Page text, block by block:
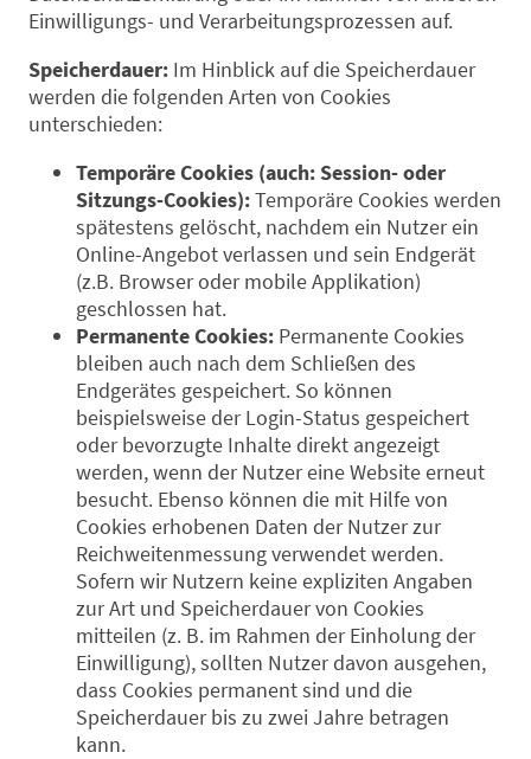
Einwilligungs- und Verarbeitungsprozessen auf.
Speicherdauer: Im Hinblick auf die Speicherdauer
werden die folgenden Arten von Cookies
unterschieden:
Temporäre Cookies (auch: Session- oder
Sitzungs-Cookies):Temporäre Cookies werden
spätestens gelöscht, nachdem ein Nutzer ein
Online-Angebot verlassen und sein Endgerät
(z.B. Browser oder mobile Applikation)
geschlossen hat.
Permanente Cookies: Permanente Cookies
bleiben auch nach dem Schließen des
Endgerätes gespeichert. So können
beispielsweise der Login-Status gespeichert
oder bevorzugte Inhalte direkt angezeigt
werden, wenn der Nutzer eine Website erneut
besucht. Ebenso können die mit Hilfe von
Cookies erhobenen Daten der Nutzer zur
Reichweitenmessung verwendet werden.
Sofern wir Nutzern keine expliziten Angaben
zur Art und Speicherdauer von Cookies
mitteilen (z. B. im Rahmen der Einholung der
Einwilligung), sollten Nutzer davon ausgehen,
dass Cookies permanent sind und die
Speicherdauer bis zu zwei Jahre betragen
kann.